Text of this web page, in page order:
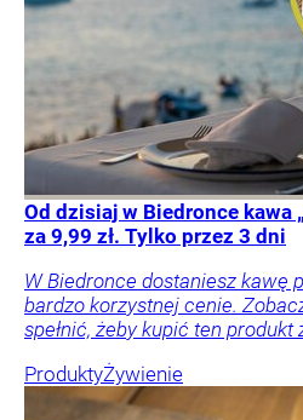
Od dzisiaj w Biedronce kawa
za 9,99 zł. Tylko przez 3 dni
W Biedronce dostaniesz kawę
bardzo korzystnej cenie.
spełnić, żeby kupić ten produkt
ProduktyŻywienie